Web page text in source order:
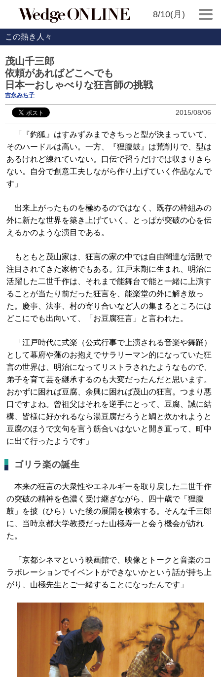
8/10(月)
この熱き人々
茂山千三郎
依頼があればどこへでも
日本一おしゃべりな狂言師の挑戦
吉永みち子
2015/08/06
「『釣狐』はすみずみまできちっと型が決まっていて、
そのハードルは高い。一方、『狸腹鼓』は荒削りで、型は
あるけれど練れていない。口伝で習うだけでは収まりきら
ない。自分で創意工夫しながら作り上げていく作品なんで
す」
出来上がったものを極めるのではなく、既存の枠組みの
外に新たな世界を築き上げていく。とっぱが突破の心を伝
えるかのような演目である。
もともと茂山家は、狂言の家の中では自由闊達な活動で
注目されてきた家柄でもある。江戸末期に生まれ、明治に
活躍した二世千作は、それまで能舞台で能と一緒に上演す
ることが当たり前だった狂言を、能楽堂の外に解き放っ
た。慶事、法事、村の寄り合いなど人の集まるところには
どこにでも出向いて、「お豆腐狂言」と言われた。
「江戸時代に式楽（公式行事で上演される音楽や舞踊）
として幕府や藩のお抱えでサラリーマン的になっていた狂
言の世界は、明治になってリストラされたようなもので、
弟子を育て芸を継承するのも大変だったんだと思います。
おかずに困れば豆腐、余興に困れば茂山の狂言。つまり悪
口ですよね。曾祖父はそれを逆手にとって、豆腐、誠に結
構、皆様に好かれるなら湯豆腐だろうと鯛と炊かれようと
豆腐のほうで文句を言う筋合いはないと開き直って、町中
に出て行ったようです」
ゴリラ楽の誕生
本来の狂言の大衆性やエネルギーを取り戻した二世千作
の突破の精神を色濃く受け継ぎながら、四十歳で「狸腹
鼓」を披（ひら）いた後の展開を模索する。そんな千三郎
に、当時京都大学教授だった山極寿一と会う機会が訪れ
た。
「京都シネマという映画館で、映像とトークと音楽のコ
ラボレーションでイベントができないかという話が持ち上
がり、山極先生とご一緒することになったんです」